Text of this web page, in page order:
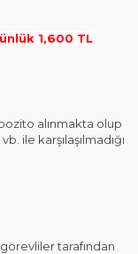
1,600 TL
alınmakta olup
ile karşılaşılmadığı
tarafından